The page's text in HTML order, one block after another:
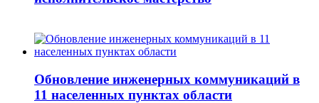
Обновление инженерных коммуникаций в
11 населенных пунктах области